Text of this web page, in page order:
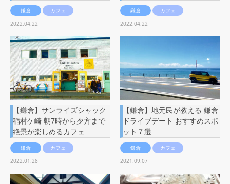
鎌倉
カフェ
2022.04.22
鎌倉
カフェ
2022.04.22
【鎌倉】サンライズシャック
稲村ケ崎 朝7時から夕方まで
絶景が楽しめるカフェ
鎌倉
カフェ
2022.01.28
【鎌倉】地元民が教える 鎌倉
ドライブデート おすすめスポ
ット７選
鎌倉
カフェ
2021.09.07